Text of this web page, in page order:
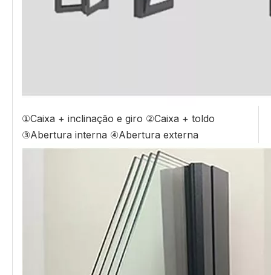
①Caixa + inclinação e giro ②Caixa + toldo
③Abertura interna ④Abertura externa